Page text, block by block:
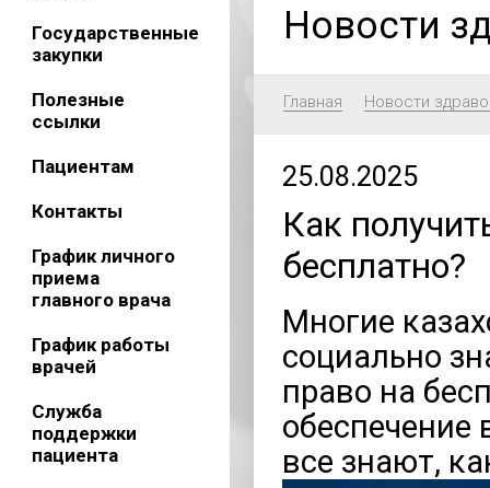
Государственные
закупки
Полезные
ссылки
Пациентам
Контакты
График личного
приема
главного врача
График работы
врачей
Служба
поддержки
пациента
Новости
Главная Новости
25.08.2025
Как
бесплатно?
Многие
социально
право на
все знают,